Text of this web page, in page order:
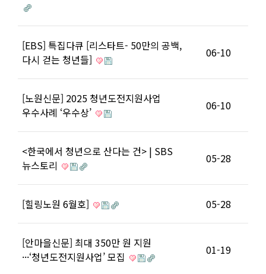
[EBS] 특집다큐 [리스타트- 50만의 공백,
다시 걷는 청년들]
06-10
[노원신문] 2025 청년도전지원사업
우수사례 ‘우수상’
06-10
<한국에서 청년으로 산다는 건> | SBS
뉴스토리
05-28
[힐링노원 6월호] 05-28
[안마을신문] 최대 350만 원 지원
···‘청년도전지원사업’ 모집
01-19